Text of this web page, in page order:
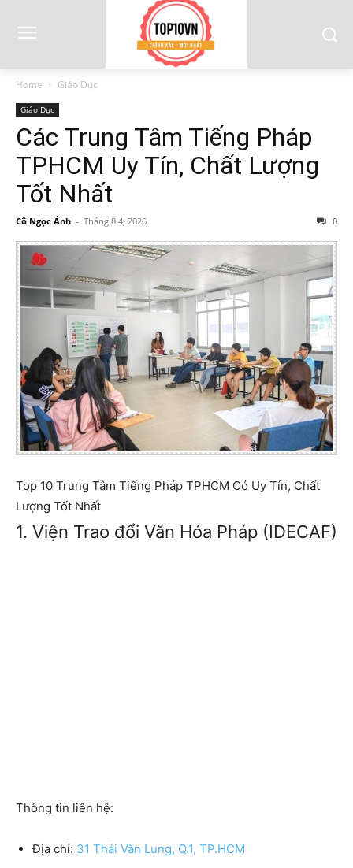
Home Giáo Dục
Giáo Dục
Các Trung Tâm Tiếng Pháp
TPHCM Uy Tín, Chất Lượng
Tốt Nhất
Cô Ngọc Ánh - Tháng 8 4, 2026 0
Top 10 Trung Tâm Tiếng Pháp TPHCM Có Uy Tín, Chất
Lượng Tốt Nhất
1. Viện Trao đổi Văn Hóa Pháp (IDECAF)
Thông tin liên hệ:
Địa chỉ: 31 Thái Văn Lung, Q.1, TP.HCM